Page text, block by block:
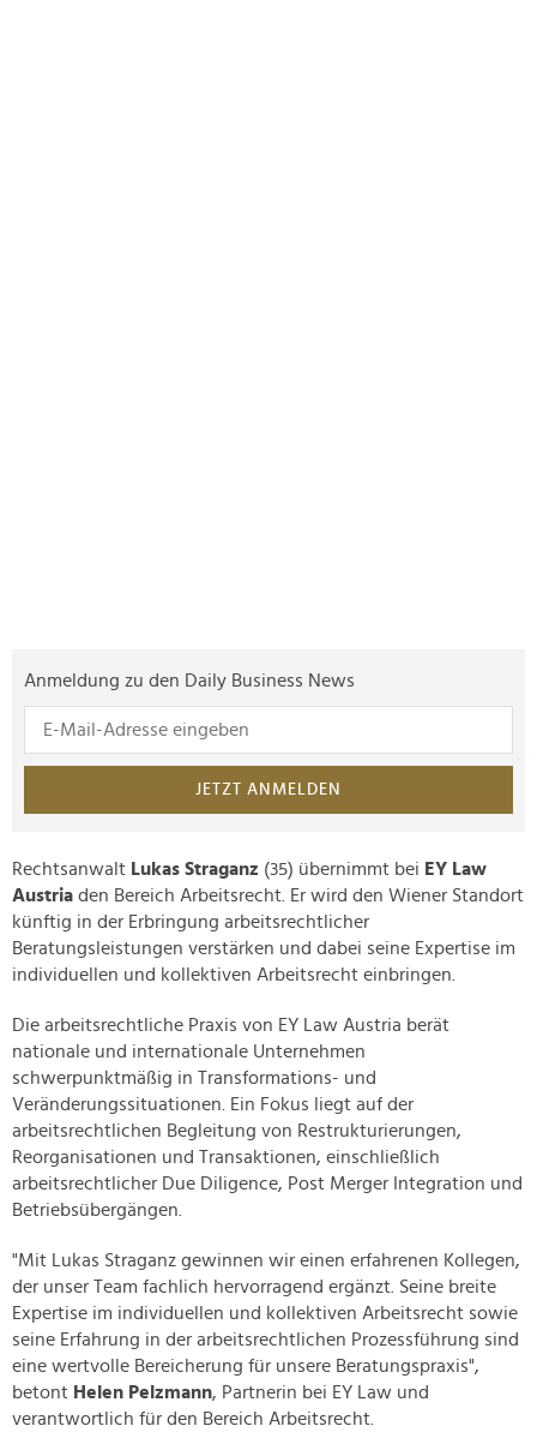
Anmeldung zu den Daily Business News
JETZT ANMELDEN
Rechtsanwalt Lukas Straganz (35) übernimmt bei EY Law
Austria den Bereich Arbeitsrecht. Er wird den Wiener Standort
künftig in der Erbringung arbeitsrechtlicher
Beratungsleistungen verstärken und dabei seine Expertise im
individuellen und kollektiven Arbeitsrecht einbringen.
Die arbeitsrechtliche Praxis von EY Law Austria berät
nationale und internationale Unternehmen
schwerpunktmäßig in Transformations- und
Veränderungssituationen. Ein Fokus liegt auf der
arbeitsrechtlichen Begleitung von Restrukturierungen,
Reorganisationen und Transaktionen, einschließlich
arbeitsrechtlicher Due Diligence, Post Merger Integration und
Betriebsübergängen.
"Mit Lukas Straganz gewinnen wir einen erfahrenen Kollegen,
der unser Team fachlich hervorragend ergänzt. Seine breite
Expertise im individuellen und kollektiven Arbeitsrecht sowie
seine Erfahrung in der arbeitsrechtlichen Prozessführung sind
eine wertvolle Bereicherung für unsere Beratungspraxis",
betont Helen Pelzmann, Partnerin bei EY Law und
verantwortlich für den Bereich Arbeitsrecht.